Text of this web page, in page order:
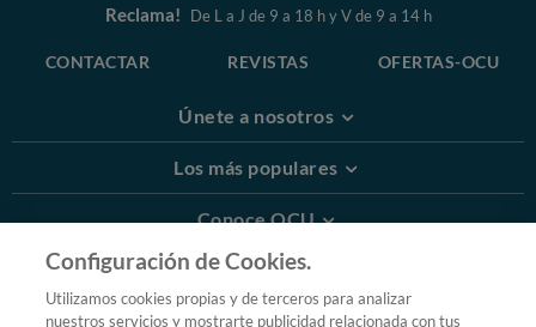
Reclama! De L a J de 9 a 18 h y V de 9 a 14 h
CONTACTAR REVISTAS OFERTAS-OCU
Únete a nosotros
Los más populares
Conoce OCU
Más Información
Configuración de Cookies.
Utilizamos cookies propias y de terceros para analizar
nuestros servicios y mostrarte publicidad relacionada con tus